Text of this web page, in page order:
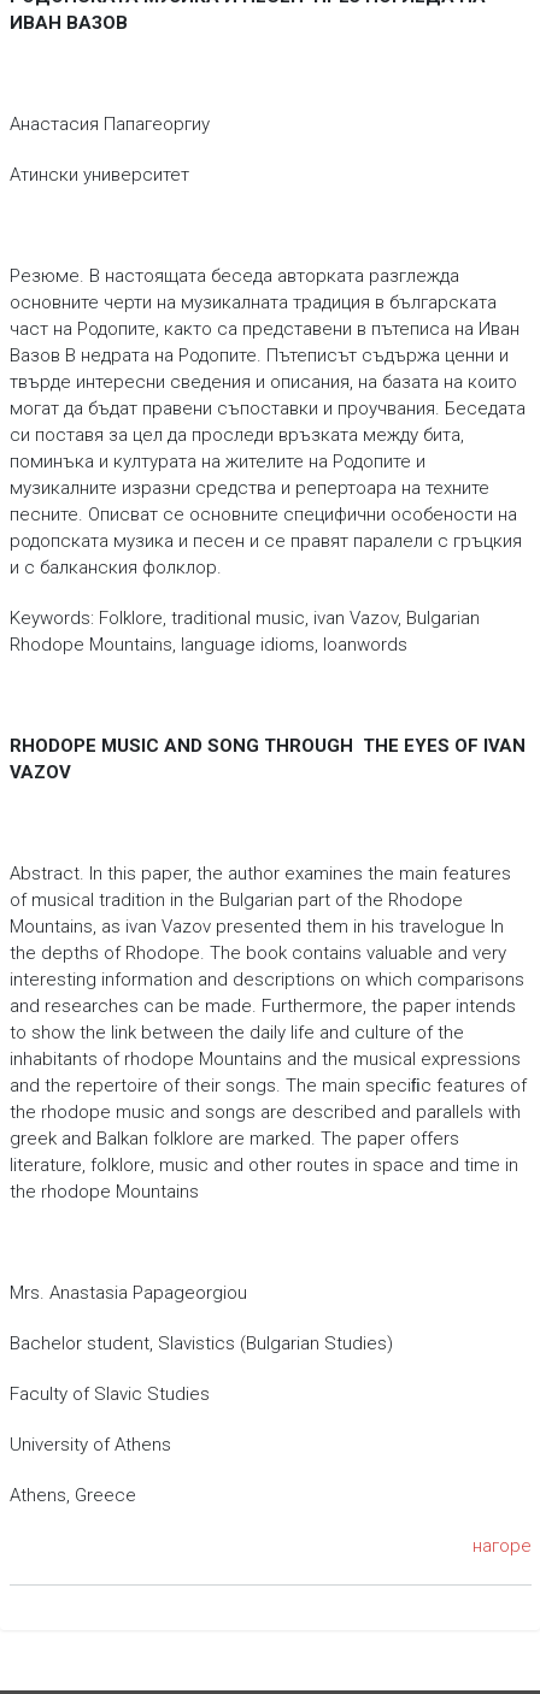
ИВАН ВАЗОВ
Анастасия Папагеоргиу
Атински университет
Pезюме. В настоящата беседа авторката разглежда
основните черти на музикалната традиция в българската
част на Родопите, както са представени в пътеписа на Иван
Вазов В недрата на Родопите. Пътеписът съдържа ценни и
твърде интересни сведения и описания, на базата на които
могат да бъдат правени съпоставки и проучвания. Беседата
си поставя за цел да проследи връзката между бита,
поминъка и културата на жителите на Родопите и
музикалните изразни средства и репертоара на техните
песните. Описват се основните специфични особености на
родопската музика и песен и се правят паралели с гръцкия
и с балканския фолклор.
Keywords: Folklore, traditional music, ivan Vazov, Bulgarian
Rhodope Mountains, language idioms, loanwords
RHODOPE MUSIC AND SONG THROUGH THE EYES OF IVAN
VAZOV
Abstract. In this paper, the author examines the main features
of musical tradition in the Bulgarian part of the Rhodope
Mountains, as ivan Vazov presented them in his travelogue In
the depths of Rhodope. The book contains valuable and very
interesting information and descriptions on which comparisons
and researches can be made. Furthermore, the paper intends
to show the link between the daily life and culture of the
inhabitants of rhodope Mountains and the musical expressions
and the repertoire of their songs. The main speciﬁc features of
the rhodope music and songs are described and parallels with
greek and Balkan folklore are marked. The paper offers
literature, folklore, music and other routes in space and time in
the rhodope Mountains
Mrs. Anastasia Papageorgiou
Bachelor student, Slavistics (Bulgarian Studies)
Faculty of Slavic Studies
University of Athens
Athens, Greece
нагоре